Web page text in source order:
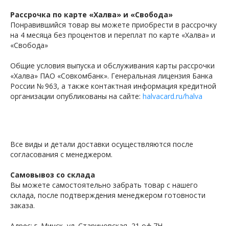
Рассрочка по карте «Халва» и «Свобода»
Понравившийся товар вы можете приобрести в рассрочку
на 4 месяца без процентов и переплат по карте «Халва» и
«Свобода»
Общие условия выпуска и обслуживания карты рассрочки
«Халва» ПАО «Совкомбанк». Генеральная лицензия Банка
России № 963, а также контактная информация кредитной
организации опубликованы на сайте: halvacard.ru/halva
Все виды и детали доставки осуществляются после
согласования с менеджером.
Самовывоз со склада
Вы можете самостоятельно забрать товар с нашего
склада, после подтверждения менеджером готовности
заказа.